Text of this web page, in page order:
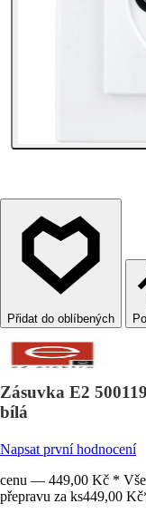
Zásuvka E2
bílá
Napsat první hodnocení
cenu — 449,00 Kč *
přepravu za ks449,00 Kč